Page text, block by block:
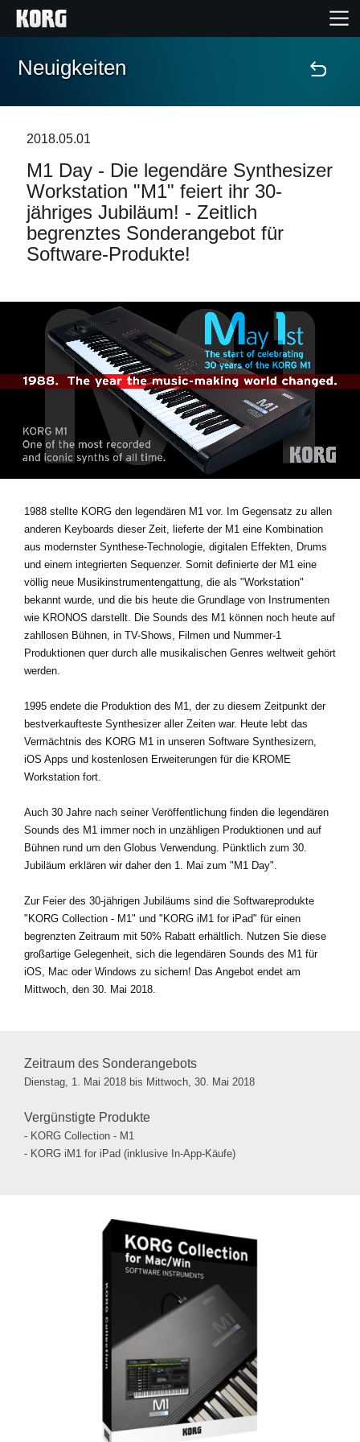
Home
Extras
Events
Support
Händlersuche
Shop
Neuigkeiten
Gebiet / Land
Social Media
Über KORG
Neuigkeiten
2018.05.01
M1 Day - Die legendäre Synthesizer
Workstation "M1" feiert ihr 30-
jähriges Jubiläum! - Zeitlich
begrenztes Sonderangebot für
Software-Produkte!
1988 stellte KORG den legendären M1 vor. Im Gegensatz zu allen
anderen Keyboards dieser Zeit, lieferte der M1 eine Kombination
aus modernster Synthese-Technologie, digitalen Effekten, Drums
und einem integrierten Sequenzer. Somit definierte der M1 eine
völlig neue Musikinstrumentengattung, die als "Workstation"
bekannt wurde, und die bis heute die Grundlage von Instrumenten
wie KRONOS darstellt. Die Sounds des M1 können noch heute auf
zahllosen Bühnen, in TV-Shows, Filmen und Nummer-1
Produktionen quer durch alle musikalischen Genres weltweit gehört
werden.
1995 endete die Produktion des M1, der zu diesem Zeitpunkt der
bestverkaufteste Synthesizer aller Zeiten war. Heute lebt das
Vermächtnis des KORG M1 in unseren Software Synthesizern,
iOS Apps und kostenlosen Erweiterungen für die KROME
Workstation fort.
Auch 30 Jahre nach seiner Veröffentlichung finden die legendären
Sounds des M1 immer noch in unzähligen Produktionen und auf
Bühnen rund um den Globus Verwendung. Pünktlich zum 30.
Jubiläum erklären wir daher den 1. Mai zum "M1 Day".
Zur Feier des 30-jährigen Jubiläums sind die Softwareprodukte
"KORG Collection - M1" und "KORG iM1 for iPad" für einen
begrenzten Zeitraum mit 50% Rabatt erhältlich. Nutzen Sie diese
großartige Gelegenheit, sich die legendären Sounds des M1 für
iOS, Mac oder Windows zu sichern! Das Angebot endet am
Mittwoch, den 30. Mai 2018.
Zeitraum des Sonderangebots
Dienstag, 1. Mai 2018 bis Mittwoch, 30. Mai 2018
Vergünstigte Produkte
- KORG Collection - M1
- KORG iM1 for iPad (inklusive In-App-Käufe)